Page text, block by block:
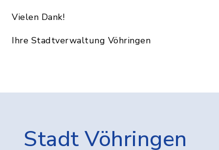
Vielen Dank!
Ihre Stadtverwaltung Vöhringen
Stadt Vöhringen